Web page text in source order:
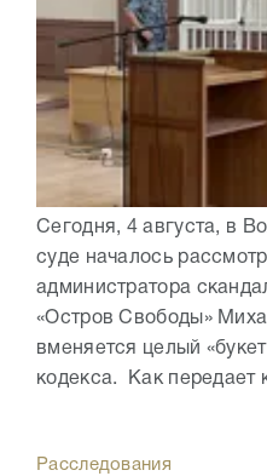
Сегодня, 4 августа, в
суде началось
администратора
«Остров Свободы»
вменяется целый
кодекса. Как передает
Расследования